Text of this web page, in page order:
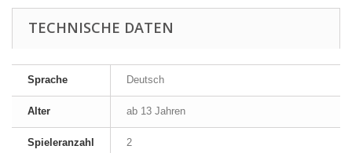
TECHNISCHE DATEN
Sprache Deutsch
Alter ab 13 Jahren
Spieleranzahl 2